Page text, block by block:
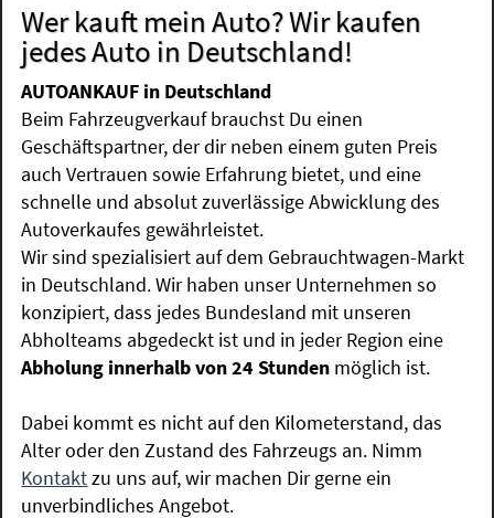
Wer kauft mein Auto? Wir kaufen
jedes Auto in Deutschland!
AUTOANKAUF in Deutschland
Beim Fahrzeugverkauf brauchst Du einen
Geschäftspartner, der dir neben einem guten Preis
auch Vertrauen sowie Erfahrung bietet, und eine
schnelle und absolut zuverlässige Abwicklung des
Autoverkaufes gewährleistet.
Wir sind spezialisiert auf dem Gebrauchtwagen-Markt
in Deutschland. Wir haben unser Unternehmen so
konzipiert, dass jedes Bundesland mit unseren
Abholteams abgedeckt ist und in jeder Region eine
Abholung innerhalb von 24 Stunden möglich ist.
Dabei kommt es nicht auf den Kilometerstand, das
Alter oder den Zustand des Fahrzeugs an. Nimm
Kontaktzu uns auf, wir machen Dir gerne ein
unverbindliches Angebot.